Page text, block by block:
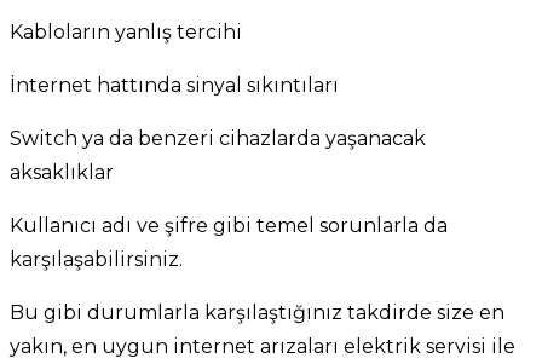
Kabloların yanlış tercihi
İnternet hattında sinyal sıkıntıları
Switch ya da benzeri cihazlarda yaşanacak
aksaklıklar
Kullanıcı adı ve şifre gibi temel sorunlarla da
karşılaşabilirsiniz.
Bu gibi durumlarla karşılaştığınız takdirde size en
yakın, en uygun internet arızaları elektrik servisi ile